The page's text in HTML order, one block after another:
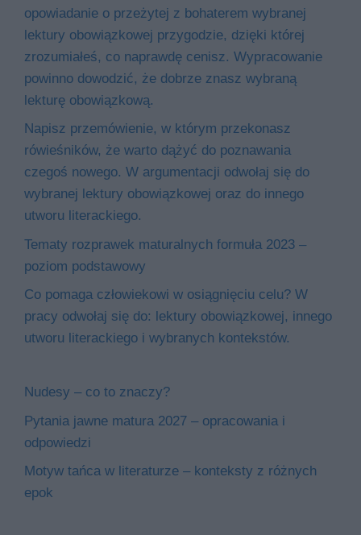
opowiadanie o przeżytej z bohaterem wybranej
lektury obowiązkowej przygodzie, dzięki której
zrozumiałeś, co naprawdę cenisz. Wypracowanie
powinno dowodzić, że dobrze znasz wybraną
lekturę obowiązkową.
Napisz przemówienie, w którym przekonasz
rówieśników, że warto dążyć do poznawania
czegoś nowego. W argumentacji odwołaj się do
wybranej lektury obowiązkowej oraz do innego
utworu literackiego.
Tematy rozprawek maturalnych formuła 2023 –
poziom podstawowy
Co pomaga człowiekowi w osiągnięciu celu? W
pracy odwołaj się do: lektury obowiązkowej, innego
utworu literackiego i wybranych kontekstów.
Nudesy – co to znaczy?
Pytania jawne matura 2027 – opracowania i
odpowiedzi
Motyw tańca w literaturze – konteksty z różnych
epok